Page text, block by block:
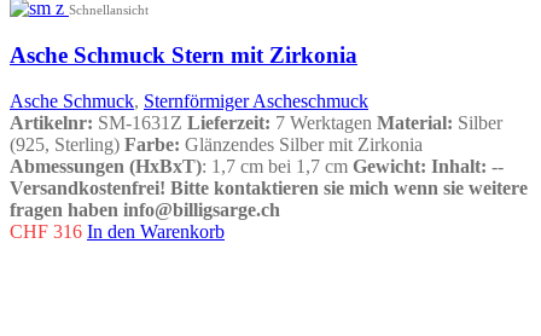
Schnellansicht
Asche Schmuck Stern mit Zirkonia
Asche Schmuck, Sternförmiger Ascheschmuck
Artikelnr: SM-1631Z Lieferzeit: 7 Werktagen Material: Silber
(925, Sterling) Farbe: Glänzendes Silber mit Zirkonia
Abmessungen (HxBxT): 1,7 cm bei 1,7 cm Gewicht: Inhalt: --
Versandkostenfrei! Bitte kontaktieren sie mich wenn sie weitere
fragen haben info@billigsarge.ch
CHF 316 In den Warenkorb